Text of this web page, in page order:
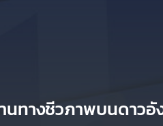
นทางชีวภาพบนดาว